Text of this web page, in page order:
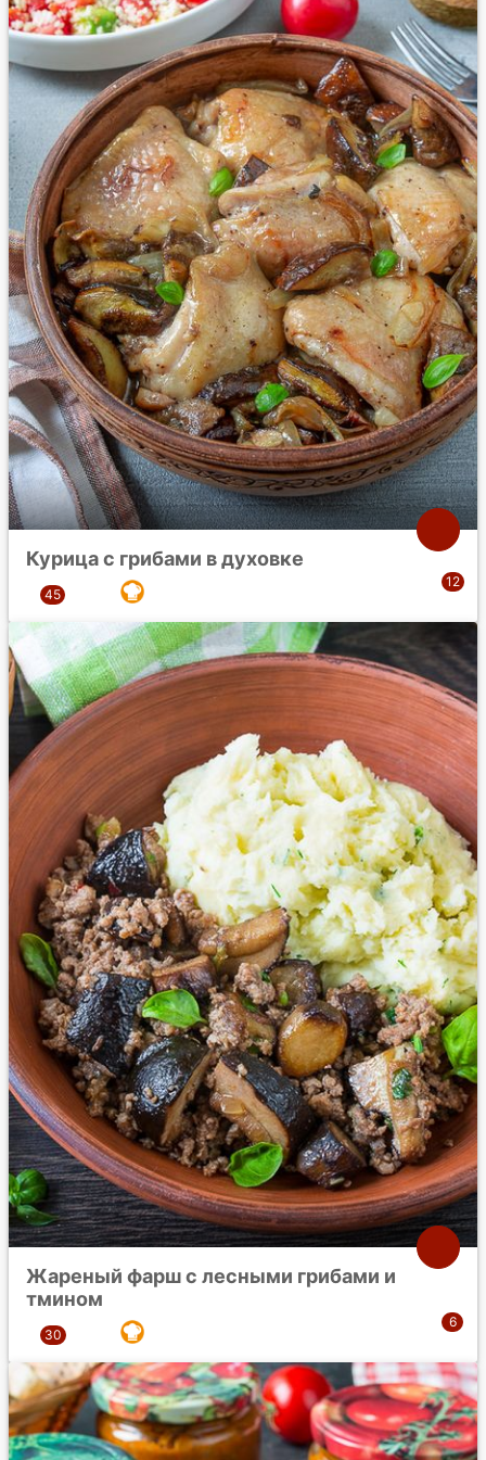
Курица с грибами в духовке
Жареный фарш с лесными грибами и
тмином